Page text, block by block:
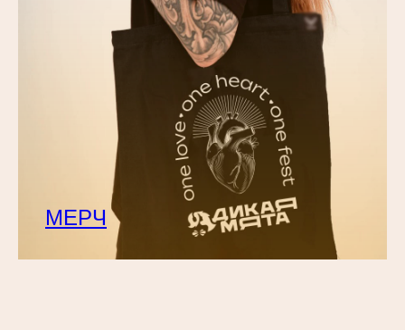
МЕРЧ
Место проведения фестиваля — арт-кэмп «Дикая Мята», который
находится в живописной Тульской области.
На три летних дня арт-кэмп превращается в фестивальный город,
а весь остальной год функционирует как место творческого